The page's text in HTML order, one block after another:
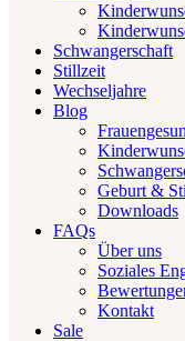
Schwangerschaft
Stillzeit
Wechseljahre
Blog
Geburt &
Downloads
FAQs
Über uns
Soziales
Kontakt
Sale